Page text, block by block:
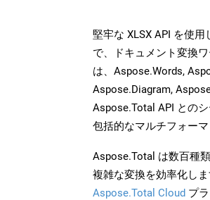
堅牢な XLSX API を使
で、ドキュメント変換
は、Aspose.Words,
Aspose.Diagram,
Aspose.Total API との
包括的なマルチフォー
Aspose.Total は数百種
複雑な変換を効率化し
Aspose.Total Cloud プ